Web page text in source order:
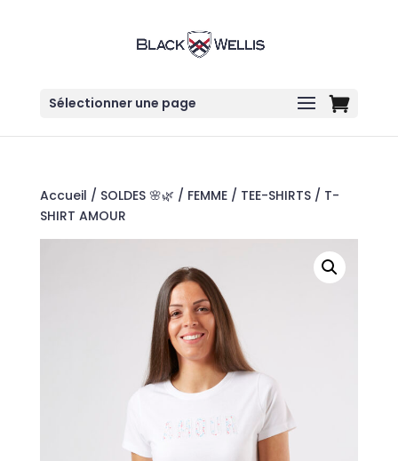
Sélectionner une page
Accueil / SOLDES 🌸🌿 / FEMME/ TEE-SHIRTS/ T-
SHIRT AMOUR